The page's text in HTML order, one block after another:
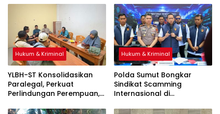
Hukum & Kriminal
YLBH-ST Konsolidasikan
Paralegal, Perkuat
Perlindungan Perempuan,
Hukum & Kriminal
Polda Sumut Bongkar
Sindikat Scamming
Internasional di